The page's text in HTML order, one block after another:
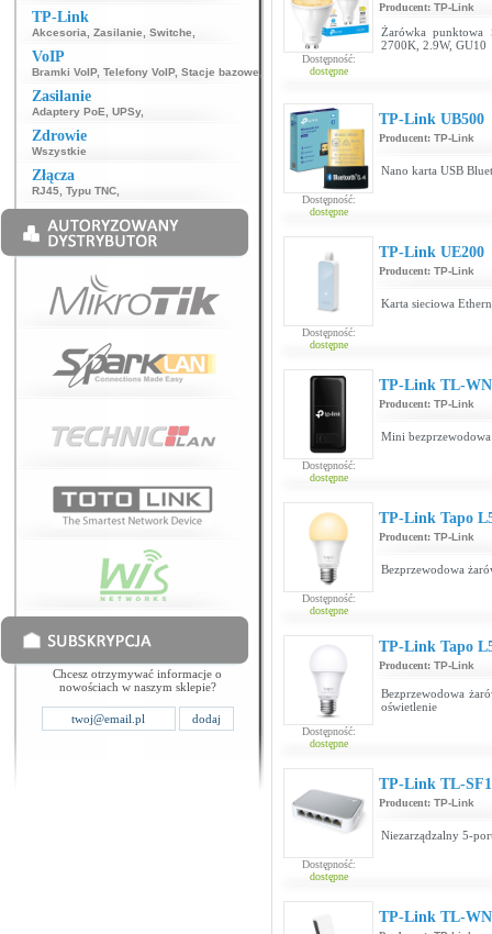
TP-Link
Akcesoria Zasilanie Switche
VoIP
Bramki VoIP, Telefony VoIP, Stacje bazowe
Zasilanie
Adaptery PoE UPSy,
Zdrowie
Wszystkie
Złącza
RJ45 Typu TNC
Chcesz otrzymywać informacje o
nowościach w naszym sklepie?
Dostępność:
dostępne
Producent: TP-Link
Żarówka punktowa
2700K, 2.9W, GU10
Dostępność:
dostępne
TP-Link UB500
Producent: TP-Link
Nano karta USB
Dostępność:
dostępne
TP-Link UE200
Producent: TP-Link
Karta sieciowa
Dostępność:
dostępne
TP-Link TL-
Producent: TP-Link
Mini
Dostępność:
dostępne
TP-Link Tapo
Producent: TP-Link
Bezprzewodowa
Dostępność:
dostępne
TP-Link Tapo
Producent: TP-Link
Bezprzewodowa
oświetlenie
Dostępność:
dostępne
TP-Link TL-
Producent: TP-Link
Niezarządzalny 5-
TP-Link TL-